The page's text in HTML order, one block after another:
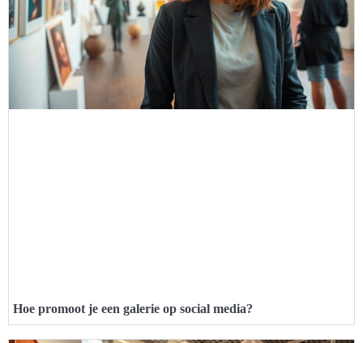
Hoe promoot je een galerie op social media?